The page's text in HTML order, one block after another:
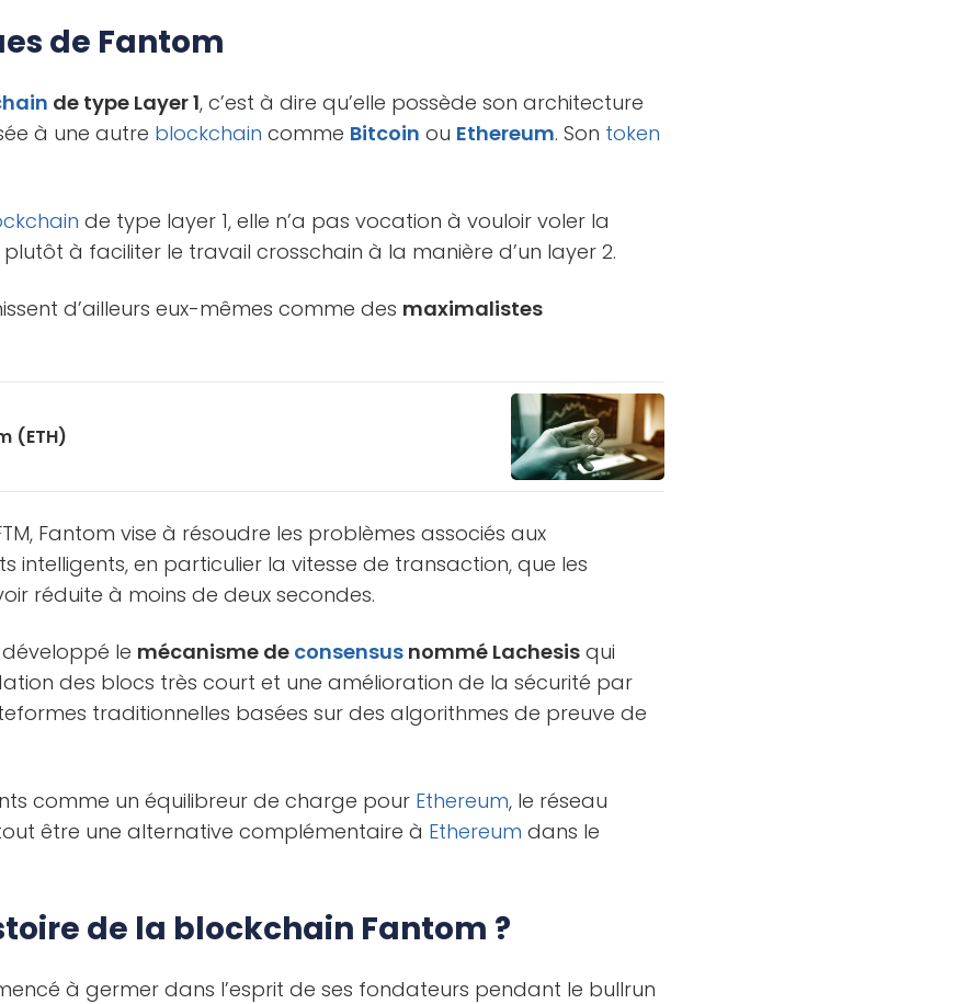
de Fantom
de type Layer 1, c’est à dire qu’elle possède son architecture
à une autre blockchain comme Bitcoin ou Ethereum. Son token
de type layer 1, elle n’a pas vocation à vouloir voler la
à faciliter le travail crosschain à la manière d’un layer 2.
d’ailleurs eux-mêmes comme des maximalistes
(ETH)
Fantom vise à résoudre les problèmes associés aux
intelligents, en particulier la vitesse de transaction, que les
réduite à moins de deux secondes.
développé le mécanisme de consensus nommé Lachesis qui
des blocs très court et une amélioration de la sécurité par
traditionnelles basées sur des algorithmes de preuve de
comme un équilibreur de charge pour Ethereum, le réseau
être une alternative complémentaire à Ethereum dans le
de la blockchain Fantom ?
à germer dans l’esprit de ses fondateurs pendant le bullrun